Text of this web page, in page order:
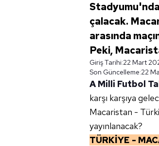
çalacak.
arasında
Peki,
Giriş Tarihi:22 Mart
Son Güncelleme:22
A Milli Futbol
karşı karşıya
Macaristan -
yayınlanacak?
TÜRKİYE -